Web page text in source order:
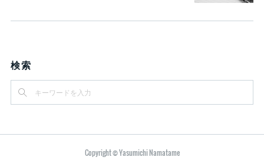
検索
Copyright © Yasumichi Namatame